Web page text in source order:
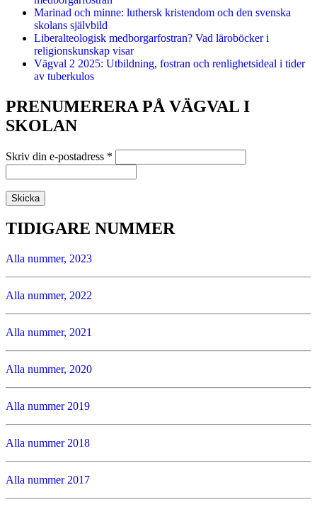
Marinad och minne: luthersk kristendom och den svenska
skolans självbild
Liberalteologisk medborgarfostran? Vad läroböcker i
religionskunskap visar
Vägval 2 2025: Utbildning, fostran och renlighetsideal i tider
av tuberkulos
PRENUMERERA PÅ VÄGVAL I
SKOLAN
Skriv din e-postadress *
TIDIGARE NUMMER
Alla nummer, 2023
Alla nummer, 2022
Alla nummer, 2021
Alla nummer, 2020
Alla nummer 2019
Alla nummer 2018
Alla nummer 2017